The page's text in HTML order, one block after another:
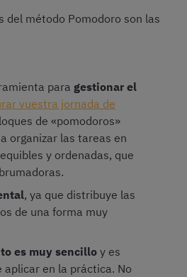
del método Pomodoro son las
para gestionar el
vuestra jornada de
de «pomodoros»
organizar las tareas en
y ordenadas, que
, ya que distribuye las
de una forma muy
es muy sencillo y es
en la práctica. No